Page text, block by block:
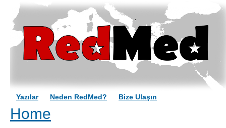
Yazılar Neden RedMed? Bize Ulaşın
You are here
Home